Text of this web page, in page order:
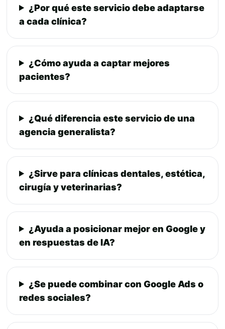
¿Por qué este servicio debe adaptarse
a cada clínica?
¿Cómo ayuda a captar mejores
pacientes?
¿Qué diferencia este servicio de una
agencia generalista?
¿Sirve para clínicas dentales, estética,
cirugía y veterinarias?
¿Ayuda a posicionar mejor en Google y
en respuestas de IA?
¿Se puede combinar con Google Ads o
redes sociales?